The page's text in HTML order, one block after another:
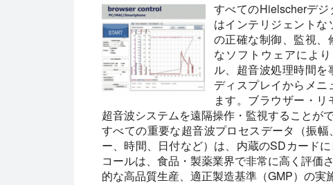
すべてのHielscherデ
はインテリジェント
の正確な制御、監視、
なソフトウェアによ
ル、超音波処理時間
ディスプレイからメニ
ます。ブラウザー・
超音波システムを遠隔操作・監視することがで
すべての重要な超音波プロセスデータ（振
ー、時間、日付など）は、内蔵のSDカード
コールは、食品・製薬業界で非常に高く評価
的な高品質生産、適正製造基準（GMP）の実